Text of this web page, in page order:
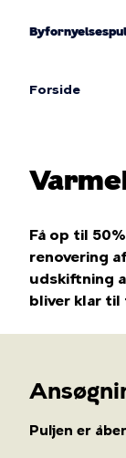
Forside
Få op til
renovering
udskiftning
bliver klar til
Puljen er